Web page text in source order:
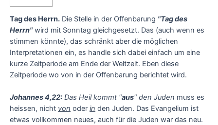
Tag des Herrn. Die Stelle in der Offenbarung "Tag des
Herrn" wird mit Sonntag gleichgesetzt. Das (auch wenn es
stimmen könnte), das schränkt aber die möglichen
Interpretationen ein, es handle sich dabei einfach um eine
kurze Zeitperiode am Ende der Weltzeit. Eben diese
Zeitperiode wo von in der Offenbarung berichtet wird.
Johannes 4,22: Das Heil kommt "aus" den Juden muss es
heissen, nicht von oder in den Juden. Das Evangelium ist
etwas vollkommen neues, auch für die Juden war das neu.